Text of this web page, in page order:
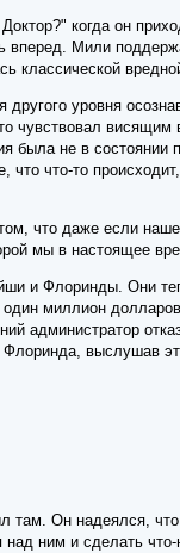
когда он
вперед. Мили
классической
уровня
чувствовал
была не в состоянии
что-то
что даже если
мы в настоящее
и Флоринды. Они
миллион
администратор
выслушав
там. Он надеялся,
ним и сделать